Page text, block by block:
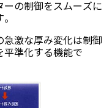
の制御をスムーズに
急激な厚み変化は制御
平準化する機能で